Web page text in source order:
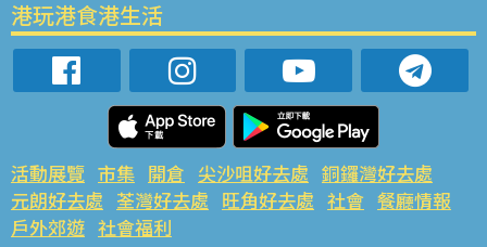
港玩港食港生活
活動展覽 市集 開倉 尖沙咀好去處 銅鑼灣好去處
元朗好去處 荃灣好去處 旺角好去處 社會 餐廳情報
戶外郊遊 社會福利